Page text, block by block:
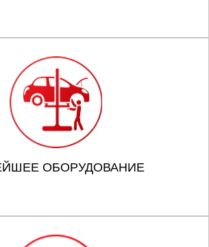
ОБОРУДОВАНИЕ